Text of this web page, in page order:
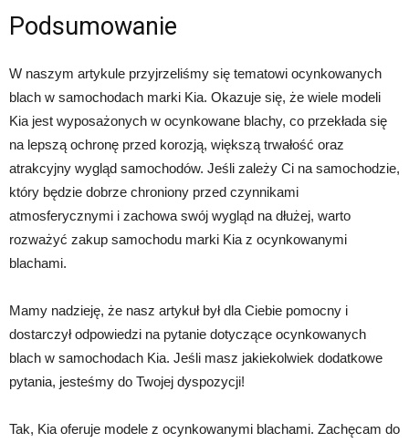
Podsumowanie
W naszym artykule przyjrzeliśmy się tematowi ocynkowanych
blach w samochodach marki Kia. Okazuje się, że wiele modeli
Kia jest wyposażonych w ocynkowane blachy, co przekłada się
na lepszą ochronę przed korozją, większą trwałość oraz
atrakcyjny wygląd samochodów. Jeśli zależy Ci na samochodzie,
który będzie dobrze chroniony przed czynnikami
atmosferycznymi i zachowa swój wygląd na dłużej, warto
rozważyć zakup samochodu marki Kia z ocynkowanymi
blachami.
Mamy nadzieję, że nasz artykuł był dla Ciebie pomocny i
dostarczył odpowiedzi na pytanie dotyczące ocynkowanych
blach w samochodach Kia. Jeśli masz jakiekolwiek dodatkowe
pytania, jesteśmy do Twojej dyspozycji!
Tak, Kia oferuje modele z ocynkowanymi blachami. Zachęcam do